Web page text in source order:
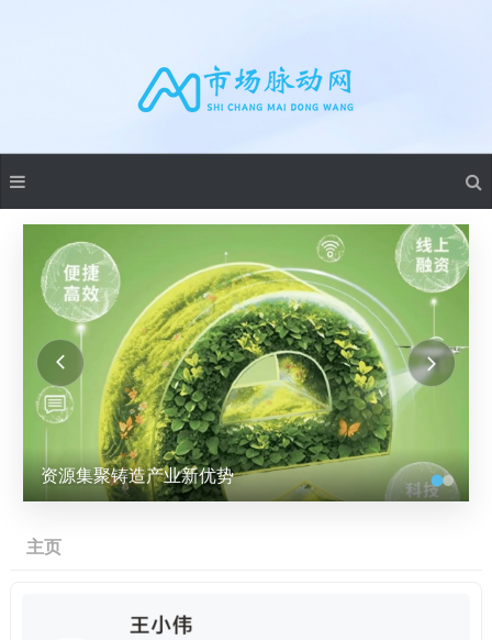
资源集聚铸造产业新优势
主页